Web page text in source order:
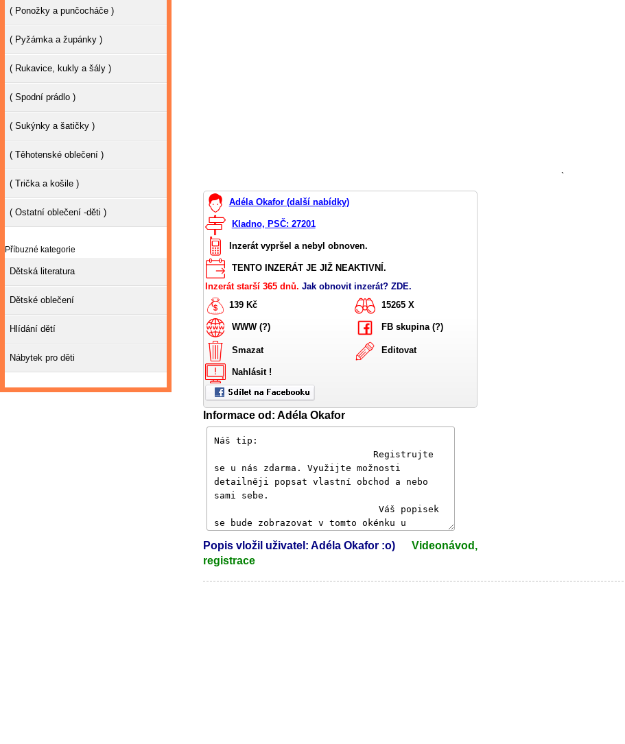
`
Adéla Okafor (další nabídky)
Kladno, PSČ: 27201
Inzerát vypršel a nebyl obnoven.
TENTO INZERÁT JE JIŽ NEAKTIVNÍ.
Inzerát starší 365 dnů. Jak obnovit inzerát? ZDE.
139 Kč
15265 X
WWW (?) FB skupina (?)
Smazat Editovat
Nahlásit !
Informace od: Adéla Okafor
Popis vložil uživatel: Adéla Okafor :o)
Videonávod,
registrace
( Ponožky a punčocháče )
( Pyžámka a župánky )
( Rukavice, kukly a šály )
( Spodní prádlo )
( Sukýnky a šatičky )
( Těhotenské oblečení )
( Trička a košile )
( Ostatní oblečení -děti )
Příbuzné kategorie
Dětská literatura
Dětské oblečení
Hlídání dětí
Nábytek pro děti